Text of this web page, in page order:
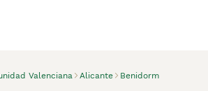
Valenciana Alicante Benidorm